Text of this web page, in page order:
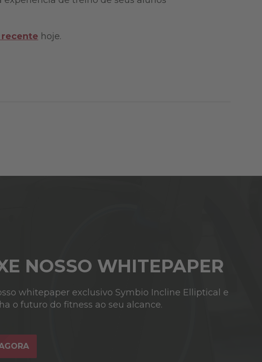
recente hoje.
NOSSO WHITEPAPER
whitepaper exclusivo Symbio Incline Elliptical e
o futuro do fitness ao seu alcance.